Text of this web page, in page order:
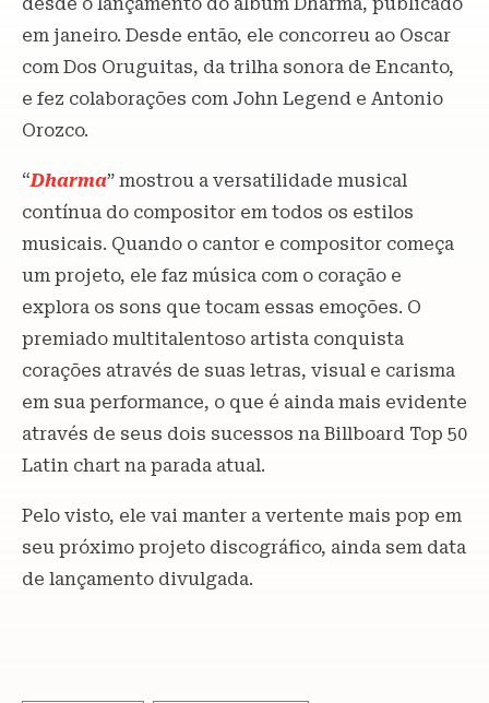
em janeiro. Desde então, ele concorreu ao Oscar
com Dos Oruguitas, da trilha sonora de Encanto,
e fez colaborações com John Legend e Antonio
Orozco.
“Dharma” mostrou a versatilidade musical
contínua do compositor em todos os estilos
musicais. Quando o cantor e compositor começa
um projeto, ele faz música com o coração e
explora os sons que tocam essas emoções. O
premiado multitalentoso artista conquista
corações através de suas letras, visual e carisma
em sua performance, o que é ainda mais evidente
através de seus dois sucessos na Billboard Top 50
Latin chart na parada atual.
Pelo visto, ele vai manter a vertente mais pop em
seu próximo projeto discográfico, ainda sem data
de lançamento divulgada.